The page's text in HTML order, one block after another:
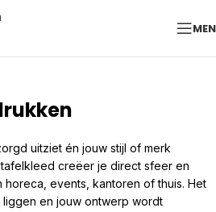
uitziet én jouw stijl of merk
creëer je direct sfeer en
events, kantoren of thuis. Het
en jouw ontwerp wordt